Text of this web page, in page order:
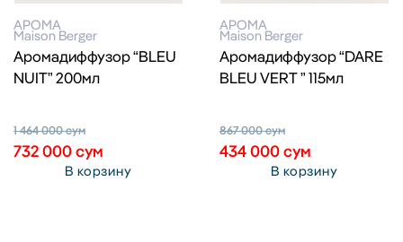
АРОМА
Maison Berger
Аромадиффузор “BLEU
NUIT” 200мл
1 464 000сум
732 000сум
В корзину
АРОМА
Maison Berger
Аромадиффузор “DARE
BLEU VERT ” 115мл
867 000сум
434 000сум
В корзину